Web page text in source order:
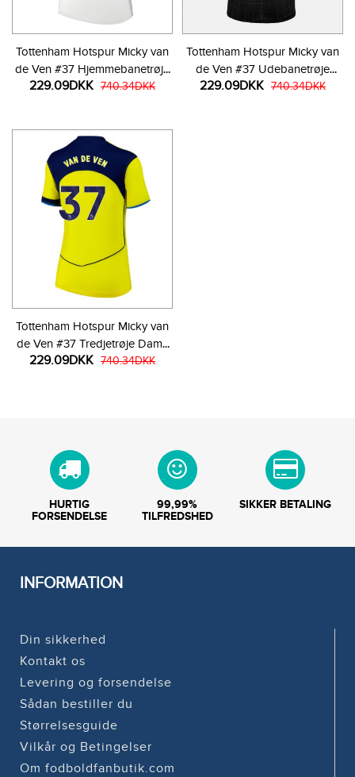
Tottenham Hotspur Micky van
de Ven #37 Hjemmebanetrøje
Dame 2025-26 Kortærmet
229.09DKK 740.34DKK
Tottenham Hotspur Micky van
de Ven #37 Udebanetrøje
Dame 2025-26 Kortærmet
229.09DKK 740.34DKK
Tottenham Hotspur Micky van
de Ven #37 Tredjetrøje Dame
2025-26 Kortærmet
229.09DKK 740.34DKK
HURTIG
FORSENDELSE
99,99%
TILFREDSHED
SIKKER BETALING
INFORMATION
Din sikkerhed
Kontakt os
Levering og forsendelse
Sådan bestiller du
Størrelsesguide
Vilkår og Betingelser
Om fodboldfanbutik.com